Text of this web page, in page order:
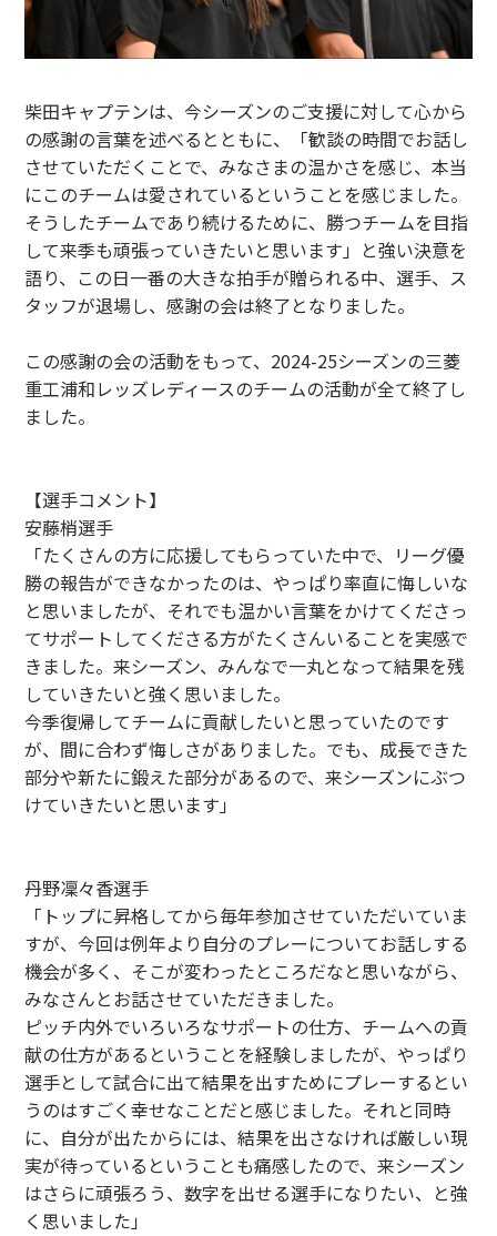
柴田キャプテンは、今シーズンのご支援に対して心から
の感謝の言葉を述べるとともに、「歓談の時間でお話し
させていただくことで、みなさまの温かさを感じ、本当
にこのチームは愛されているということを感じました。
そうしたチームであり続けるために、勝つチームを目指
して来季も頑張っていきたいと思います」と強い決意を
語り、この日一番の大きな拍手が贈られる中、選手、ス
タッフが退場し、感謝の会は終了となりました。
この感謝の会の活動をもって、2024-25シーズンの三菱
重工浦和レッズレディースのチームの活動が全て終了し
ました。
【選手コメント】
安藤梢選手
「たくさんの方に応援してもらっていた中で、リーグ優
勝の報告ができなかったのは、やっぱり率直に悔しいな
と思いましたが、それでも温かい言葉をかけてくださっ
てサポートしてくださる方がたくさんいることを実感で
きました。来シーズン、みんなで一丸となって結果を残
していきたいと強く思いました。
今季復帰してチームに貢献したいと思っていたのです
が、間に合わず悔しさがありました。でも、成長できた
部分や新たに鍛えた部分があるので、来シーズンにぶつ
けていきたいと思います」
丹野凜々香選手
「トップに昇格してから毎年参加させていただいていま
すが、今回は例年より自分のプレーについてお話しする
機会が多く、そこが変わったところだなと思いながら、
みなさんとお話させていただきました。
ピッチ内外でいろいろなサポートの仕方、チームへの貢
献の仕方があるということを経験しましたが、やっぱり
選手として試合に出て結果を出すためにプレーするとい
うのはすごく幸せなことだと感じました。それと同時
に、自分が出たからには、結果を出さなければ厳しい現
実が待っているということも痛感したので、来シーズン
はさらに頑張ろう、数字を出せる選手になりたい、と強
く思いました」